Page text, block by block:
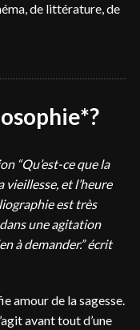
de littérature, de
“Qu’est-ce que la
et l’heure
est très
une agitation
à demander.” écrit
amour de la sagesse.
avant tout d’une